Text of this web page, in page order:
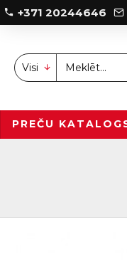
+371 20244646
Visi
PREČU